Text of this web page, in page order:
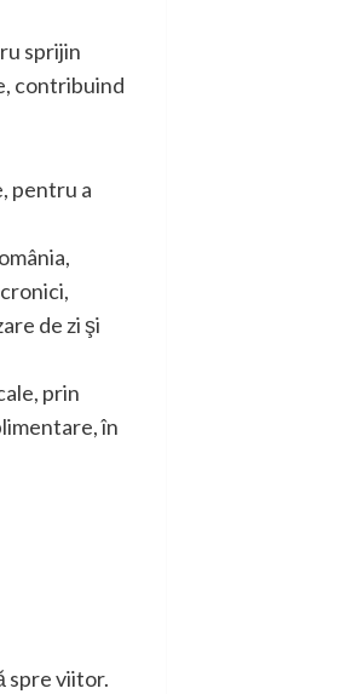
sprijin
contribuind
pentru a
de zi şi
prin
în
spre viitor.